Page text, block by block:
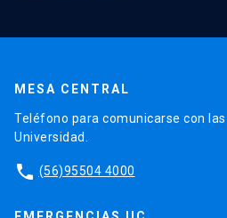
MESA CENTRAL
Teléfono para comunicarse con
Universidad.
phone (56)95504 4000